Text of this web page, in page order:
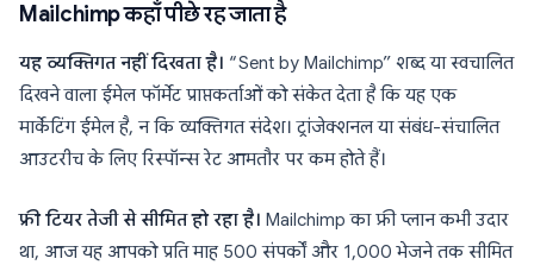
Mailchimp कहाँ पीछे रह जाता है
यह व्यक्तिगत नहीं दिखता है। “Sent by Mailchimp” शब्द या स्वचालित
दिखने वाला ईमेल फॉर्मेट प्राप्तकर्ताओं को संकेत देता है कि यह एक
मार्केटिंग ईमेल है, न कि व्यक्तिगत संदेश। ट्रांजेक्शनल या संबंध-संचालित
आउटरीच के लिए रिस्पॉन्स रेट आमतौर पर कम होते हैं।
फ्री टियर तेजी से सीमित हो रहा है। Mailchimp का फ्री प्लान कभी उदार
था, आज यह आपको प्रति माह 500 संपर्कों और 1,000 भेजने तक सीमित